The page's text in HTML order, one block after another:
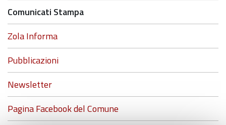
Comunicati Stampa
Zola Informa
Pubblicazioni
Newsletter
Pagina Facebook del Comune